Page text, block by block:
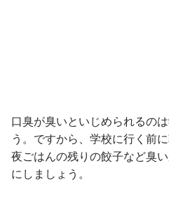
口臭が臭いといじめられるの
う。ですから、学校に行く前
夜ごはんの残りの餃子など臭
にしましょう。